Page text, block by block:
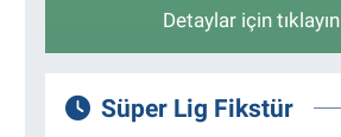
Detaylar için tıklayın
Süper Lig Fikstür